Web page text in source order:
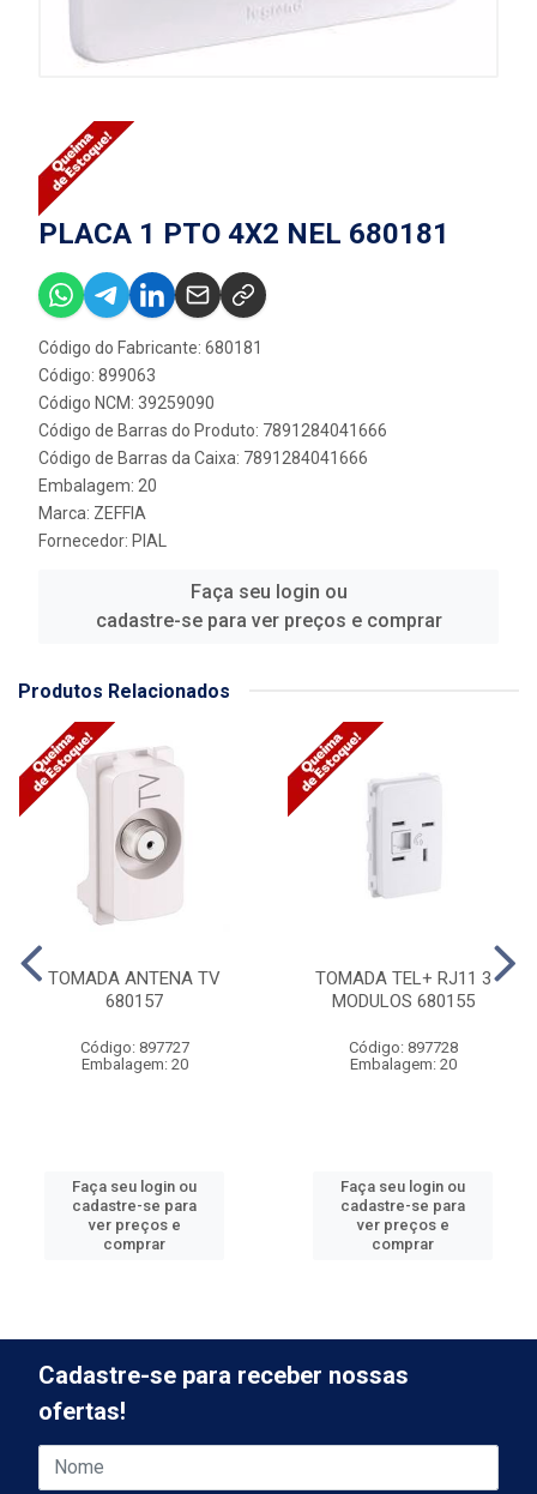
PLACA 1 PTO 4X2 NEL 680181
Código do Fabricante: 680181
Código: 899063
Código NCM: 39259090
Código de Barras do Produto: 7891284041666
Código de Barras da Caixa: 7891284041666
Embalagem: 20
Marca: ZEFFIA
Fornecedor: PIAL
Faça seu login ou
cadastre-se para ver preços e comprar
Produtos Relacionados
TOMADA ANTENA TV
680157
Código: 897727
Embalagem: 20
Faça seu login ou
cadastre-se para
ver preços e
comprar
TOMADA TEL+ RJ11 3
MODULOS 680155
Código: 897728
Embalagem: 20
Faça seu login ou
cadastre-se para
ver preços e
comprar
Cadastre-se para receber nossas
ofertas!